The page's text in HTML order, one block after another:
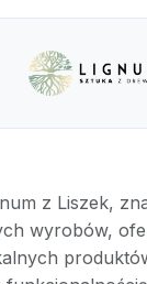
z Liszek,
wyrobów,